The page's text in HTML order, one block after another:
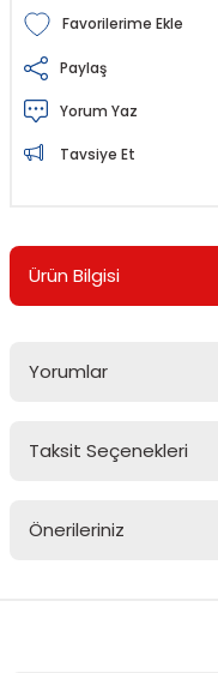
Paylaş
Yorum Yaz
Tavsiye Et
Ürün Bilgisi
Yorumlar
Taksit Seçenekleri
Önerileriniz